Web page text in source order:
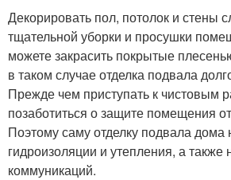
Декорировать пол, потолок и стены
тщательной уборки и просушки
можете закрасить покрытые
в таком случае отделка подвала
Прежде чем приступать к чистовым
позаботиться о защите помещения
Поэтому саму отделку подвала дома
гидроизоляции и утепления, а
коммуникаций.